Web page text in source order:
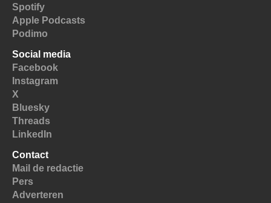
Spotify
Apple Podcasts
Podimo
Social media
Facebook
Instagram
X
Bluesky
Threads
LinkedIn
Contact
Mail de redactie
Pers
Adverteren